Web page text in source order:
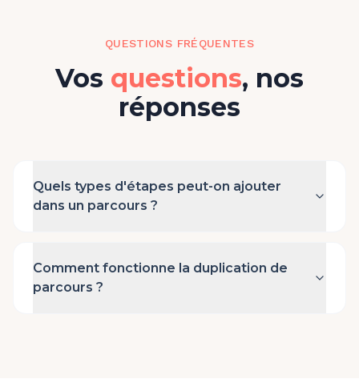
QUESTIONS FRÉQUENTES
Vos questions, nos
réponses
Quels types d'étapes peut-on ajouter
dans un parcours ?
Comment fonctionne la duplication de
parcours ?